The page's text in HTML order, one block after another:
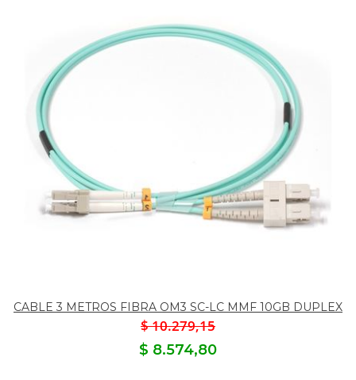
CABLE 3 METROS FIBRA OM3 SC-LC MMF 10GB DUPLEX
$ 10.279,15
$ 8.574,80